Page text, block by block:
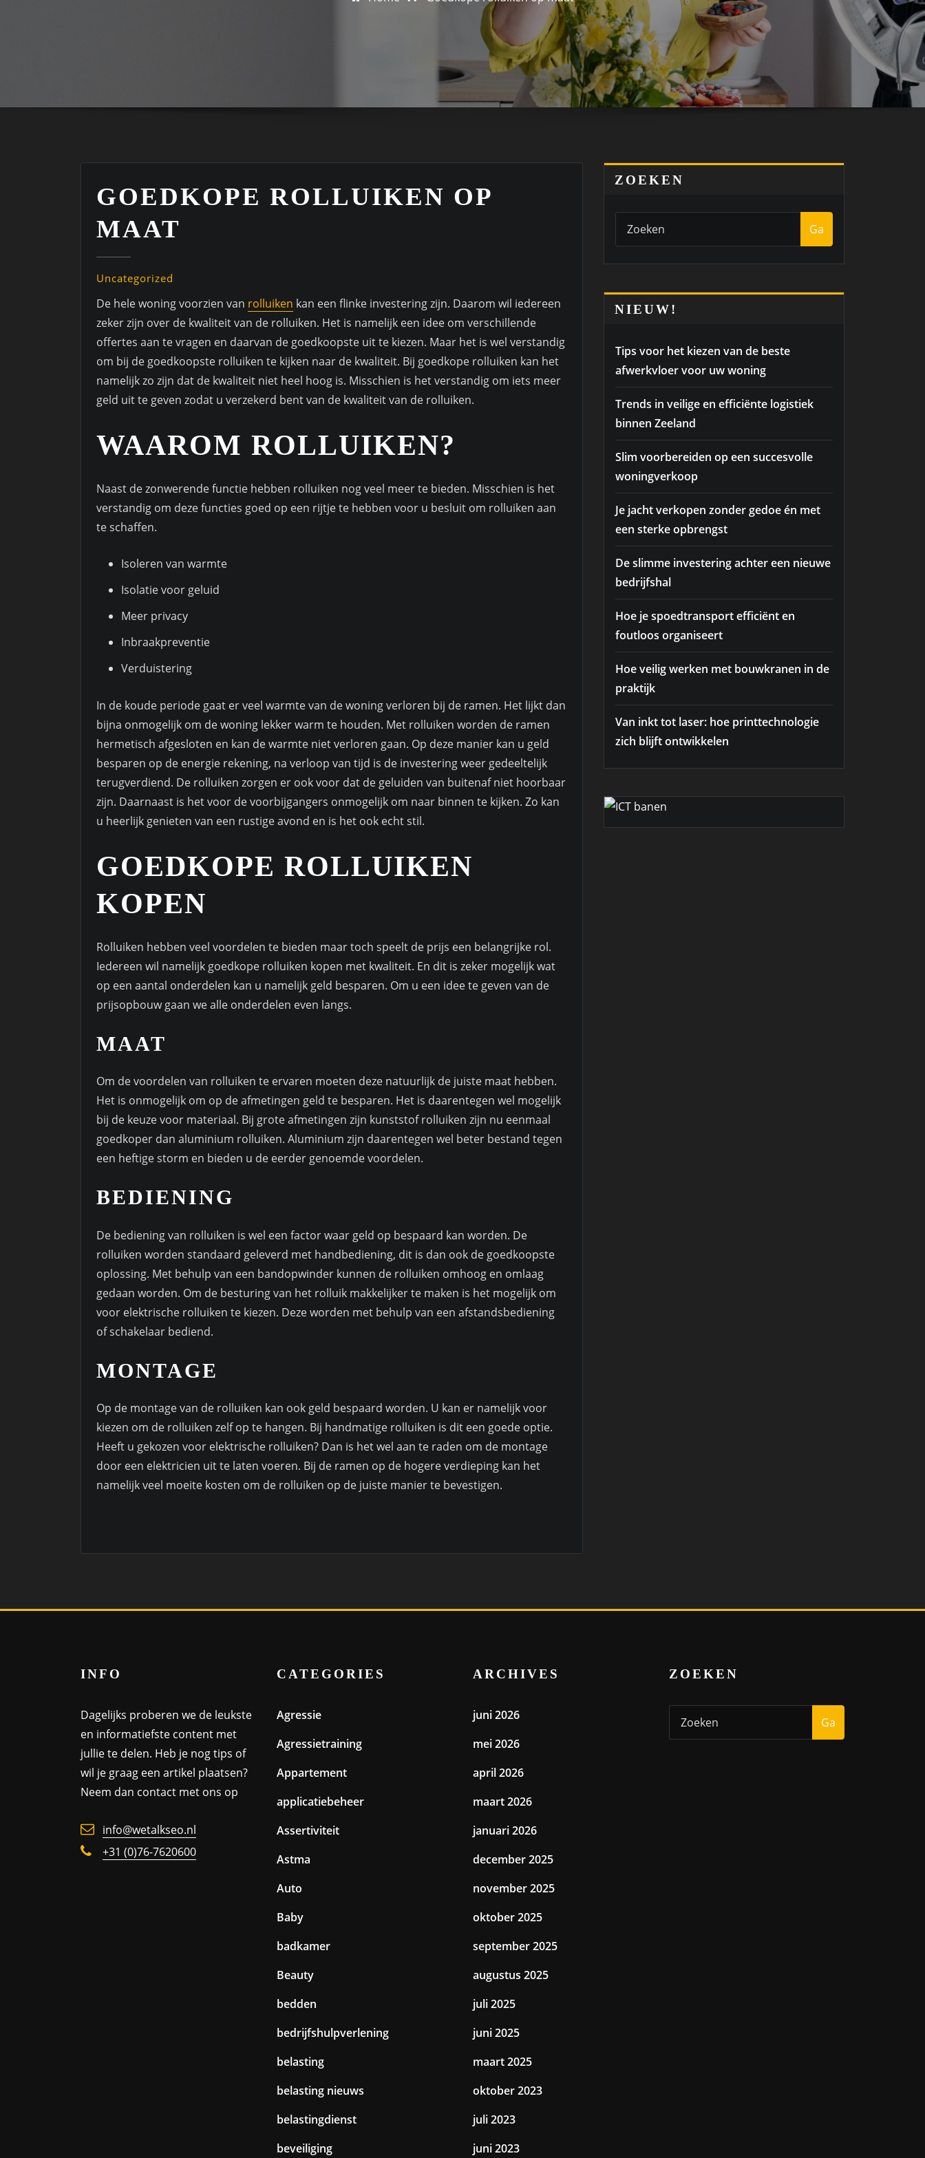
GOEDKOPE ROLLUIKEN OP
MAAT
Uncategorized
De hele woning voorzien van rolluiken kan een flinke investering zijn. Daarom wil iedereen
zeker zijn over de kwaliteit van de rolluiken. Het is namelijk een idee om verschillende
offertes aan te vragen en daarvan de goedkoopste uit te kiezen. Maar het is wel verstandig
om bij de goedkoopste rolluiken te kijken naar de kwaliteit. Bij goedkope rolluiken kan het
namelijk zo zijn dat de kwaliteit niet heel hoog is. Misschien is het verstandig om iets meer
geld uit te geven zodat u verzekerd bent van de kwaliteit van de rolluiken.
WAAROM ROLLUIKEN?
Naast de zonwerende functie hebben rolluiken nog veel meer te bieden. Misschien is het
verstandig om deze functies goed op een rijtje te hebben voor u besluit om rolluiken aan
te schaffen.
Isoleren van warmte
Isolatie voor geluid
Meer privacy
Inbraakpreventie
Verduistering
In de koude periode gaat er veel warmte van de woning verloren bij de ramen. Het lijkt dan
bijna onmogelijk om de woning lekker warm te houden. Met rolluiken worden de ramen
hermetisch afgesloten en kan de warmte niet verloren gaan. Op deze manier kan u geld
besparen op de energie rekening, na verloop van tijd is de investering weer gedeeltelijk
terugverdiend. De rolluiken zorgen er ook voor dat de geluiden van buitenaf niet hoorbaar
zijn. Daarnaast is het voor de voorbijgangers onmogelijk om naar binnen te kijken. Zo kan
u heerlijk genieten van een rustige avond en is het ook echt stil.
GOEDKOPE ROLLUIKEN
KOPEN
Rolluiken hebben veel voordelen te bieden maar toch speelt de prijs een belangrijke rol.
Iedereen wil namelijk goedkope rolluiken kopen met kwaliteit. En dit is zeker mogelijk wat
op een aantal onderdelen kan u namelijk geld besparen. Om u een idee te geven van de
prijsopbouw gaan we alle onderdelen even langs.
MAAT
Om de voordelen van rolluiken te ervaren moeten deze natuurlijk de juiste maat hebben.
Het is onmogelijk om op de afmetingen geld te besparen. Het is daarentegen wel mogelijk
bij de keuze voor materiaal. Bij grote afmetingen zijn kunststof rolluiken zijn nu eenmaal
goedkoper dan aluminium rolluiken. Aluminium zijn daarentegen wel beter bestand tegen
een heftige storm en bieden u de eerder genoemde voordelen.
BEDIENING
De bediening van rolluiken is wel een factor waar geld op bespaard kan worden. De
rolluiken worden standaard geleverd met handbediening, dit is dan ook de goedkoopste
oplossing. Met behulp van een bandopwinder kunnen de rolluiken omhoog en omlaag
gedaan worden. Om de besturing van het rolluik makkelijker te maken is het mogelijk om
voor elektrische rolluiken te kiezen. Deze worden met behulp van een afstandsbediening
of schakelaar bediend.
MONTAGE
Op de montage van de rolluiken kan ook geld bespaard worden. U kan er namelijk voor
kiezen om de rolluiken zelf op te hangen. Bij handmatige rolluiken is dit een goede optie.
Heeft u gekozen voor elektrische rolluiken? Dan is het wel aan te raden om de montage
door een elektricien uit te laten voeren. Bij de ramen op de hogere verdieping kan het
namelijk veel moeite kosten om de rolluiken op de juiste manier te bevestigen.
ZOEKEN
Ga
NIEUW!
Tips voor het kiezen van de beste
afwerkvloer voor uw woning
Trends in veilige en efficiënte logistiek
binnen Zeeland
Slim voorbereiden op een succesvolle
woningverkoop
Je jacht verkopen zonder gedoe én met
een sterke opbrengst
De slimme investering achter een nieuwe
bedrijfshal
Hoe je spoedtransport efficiënt en
foutloos organiseert
Hoe veilig werken met bouwkranen in de
praktijk
Van inkt tot laser: hoe printtechnologie
zich blijft ontwikkelen
INFO
Dagelijks proberen we de leukste
en informatiefste content met
jullie te delen. Heb je nog tips of
wil je graag een artikel plaatsen?
Neem dan contact met ons op
info@wetalkseo.nl
+31 (0)76-7620600
CATEGORIES
Agressie
Agressietraining
Appartement
applicatiebeheer
Assertiviteit
Astma
Auto
Baby
badkamer
Beauty
bedden
bedrijfshulpverlening
belasting
belasting nieuws
belastingdienst
beveiliging
ARCHIVES
juni 2026
mei 2026
april 2026
maart 2026
januari 2026
december 2025
november 2025
oktober 2025
september 2025
augustus 2025
juli 2025
juni 2025
maart 2025
oktober 2023
juli 2023
juni 2023
ZOEKEN
Ga